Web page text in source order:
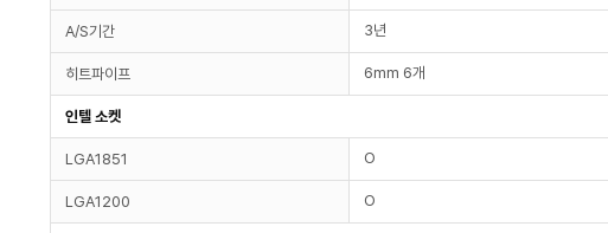
A/S기간 3년
히트파이프 6mm 6개
인텔 소켓
LGA1851 O
LGA1200 O